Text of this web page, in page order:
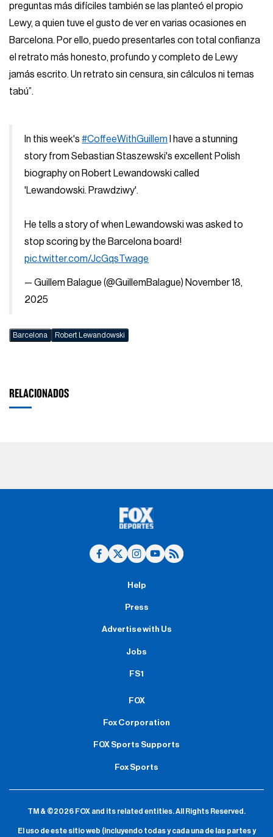
preguntas más difíciles también se las planteó el propio
Lewy, a quien tuve el gusto de ver en varias ocasiones en
Barcelona. Por ello, puedo presentarles con total confianza
el retrato más honesto, profundo y completo de Lewy
jamás escrito. Un retrato sin censura, sin cálculos ni temas
tabú”.
In this week's#CoffeeWithGuillem I have a stunning
story from Sebastian Staszewski's excellent Polish
biography on Robert Lewandowski called
'Lewandowski. Prawdziwy'.
He tells a story of when Lewandowski was asked to
stop scoring by the Barcelona board!
pic.twitter.com/JcGqsTwage
— Guillem Balague (@GuillemBalague) November 18,
2025
Barcelona Robert Lewandowski
RELACIONADOS
Help
Press
Advertise with Us
Jobs
FS1
FOX
Fox Corporation
FOX Sports Supports
Fox Sports
TM & ©2026 FOX and its related entities.All Rights Reserved.
El uso de este sitio web (incluyendo todas y cada una de las partes y